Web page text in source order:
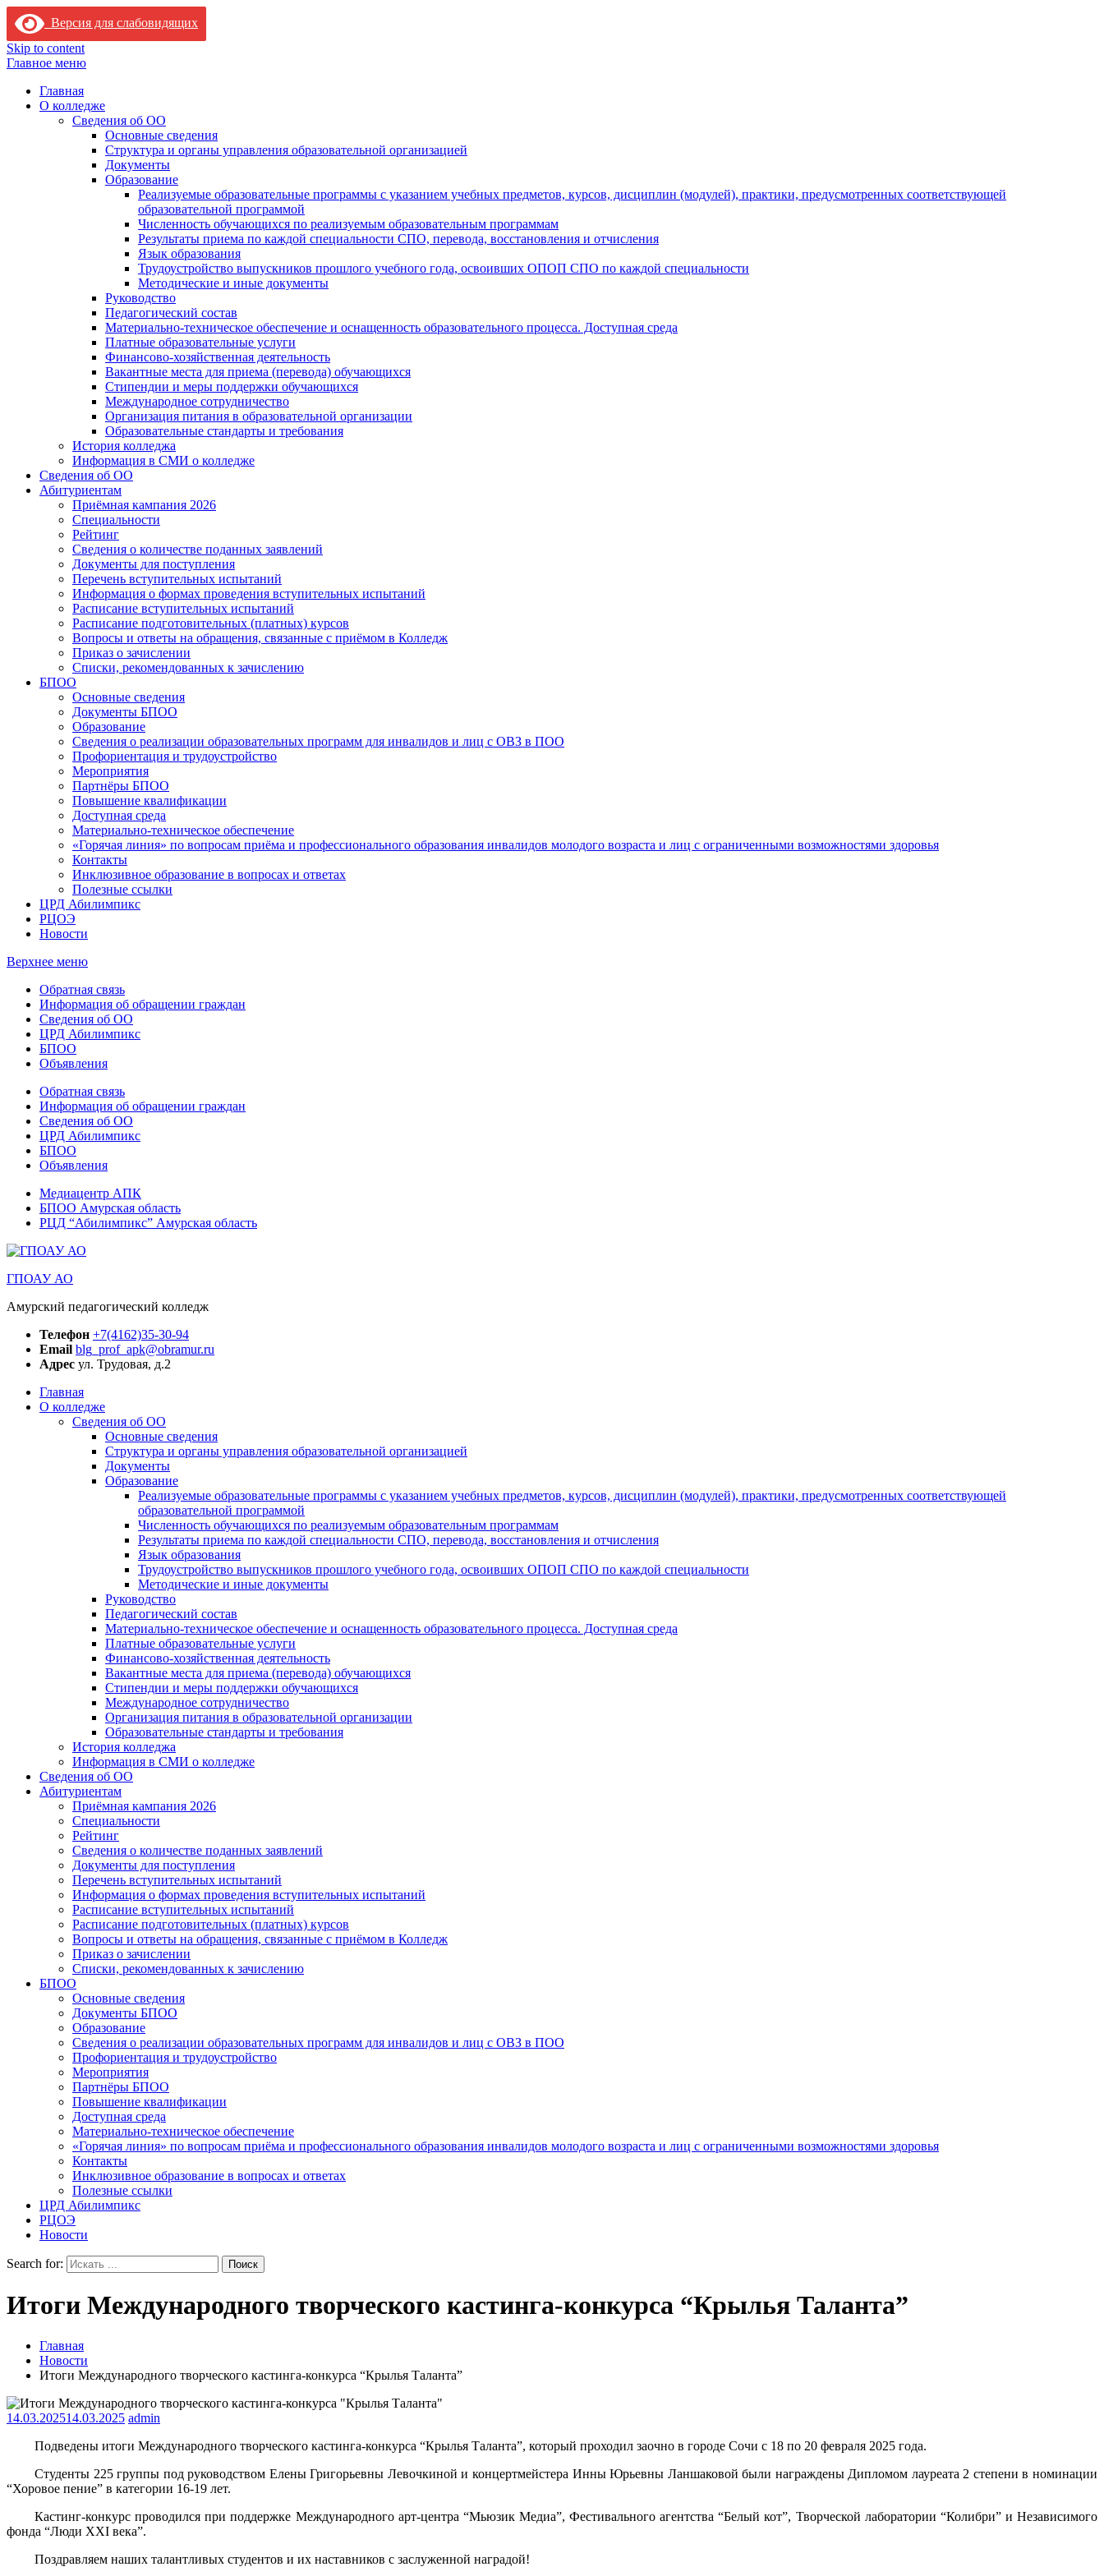
Версия для слабовидящих
Skip to content
Главное меню
Главная
О колледже
Сведения об ОО
Основные сведения
Структура и органы управления образовательной организацией
Документы
Образование
Реализуемые образовательные программы с указанием учебных предметов, курсов, дисциплин (модулей), практики, предусмотренных соответствующей
образовательной программой
Численность обучающихся по реализуемым образовательным программам
Результаты приема по каждой специальности СПО, перевода, восстановления и отчисления
Язык образования
Трудоустройство выпускников прошлого учебного года, освоивших ОПОП СПО по каждой специальности
Методические и иные документы
Руководство
Педагогический состав
Материально-техническое обеспечение и оснащенность образовательного процесса. Доступная среда
Платные образовательные услуги
Финансово-хозяйственная деятельность
Вакантные места для приема (перевода) обучающихся
Стипендии и меры поддержки обучающихся
Международное сотрудничество
Организация питания в образовательной организации
Образовательные стандарты и требования
История колледжа
Информация в СМИ о колледже
Сведения об ОО
Абитуриентам
Приёмная кампания 2026
Специальности
Рейтинг
Сведения о количестве поданных заявлений
Документы для поступления
Перечень вступительных испытаний
Информация о формах проведения вступительных испытаний
Расписание вступительных испытаний
Расписание подготовительных (платных) курсов
Вопросы и ответы на обращения, связанные с приёмом в Колледж
Приказ о зачислении
Списки, рекомендованных к зачислению
БПОО
Основные сведения
Документы БПОО
Образование
Сведения о реализации образовательных программ для инвалидов и лиц с ОВЗ в ПОО
Профориентация и трудоустройство
Мероприятия
Партнёры БПОО
Повышение квалификации
Доступная среда
Материально-техническое обеспечение
«Горячая линия» по вопросам приёма и профессионального образования инвалидов молодого возраста и лиц с ограниченными возможностями здоровья
Контакты
Инклюзивное образование в вопросах и ответах
Полезные ссылки
ЦРД Абилимпикс
РЦОЭ
Новости
Верхнее меню
Обратная связь
Информация об обращении граждан
Сведения об ОО
ЦРД Абилимпикс
БПОО
Объявления
Обратная связь
Информация об обращении граждан
Сведения об ОО
ЦРД Абилимпикс
БПОО
Объявления
Медиацентр АПК
БПОО Амурская область
РЦД “Абилимпикс” Амурская область
ГПОАУ АО
Амурский педагогический колледж
Телефон +7(4162)35-30-94
Email blg_prof_apk@obramur.ru
Адрес ул. Трудовая, д.2
Главная
О колледже
Сведения об ОО
Основные сведения
Структура и органы управления образовательной организацией
Документы
Образование
Реализуемые образовательные программы с указанием учебных предметов, курсов, дисциплин (модулей), практики, предусмотренных соответствующей
образовательной программой
Численность обучающихся по реализуемым образовательным программам
Результаты приема по каждой специальности СПО, перевода, восстановления и отчисления
Язык образования
Трудоустройство выпускников прошлого учебного года, освоивших ОПОП СПО по каждой специальности
Методические и иные документы
Руководство
Педагогический состав
Материально-техническое обеспечение и оснащенность образовательного процесса. Доступная среда
Платные образовательные услуги
Финансово-хозяйственная деятельность
Вакантные места для приема (перевода) обучающихся
Стипендии и меры поддержки обучающихся
Международное сотрудничество
Организация питания в образовательной организации
Образовательные стандарты и требования
История колледжа
Информация в СМИ о колледже
Сведения об ОО
Абитуриентам
Приёмная кампания 2026
Специальности
Рейтинг
Сведения о количестве поданных заявлений
Документы для поступления
Перечень вступительных испытаний
Информация о формах проведения вступительных испытаний
Расписание вступительных испытаний
Расписание подготовительных (платных) курсов
Вопросы и ответы на обращения, связанные с приёмом в Колледж
Приказ о зачислении
Списки, рекомендованных к зачислению
БПОО
Основные сведения
Документы БПОО
Образование
Сведения о реализации образовательных программ для инвалидов и лиц с ОВЗ в ПОО
Профориентация и трудоустройство
Мероприятия
Партнёры БПОО
Повышение квалификации
Доступная среда
Материально-техническое обеспечение
«Горячая линия» по вопросам приёма и профессионального образования инвалидов молодого возраста и лиц с ограниченными возможностями здоровья
Контакты
Инклюзивное образование в вопросах и ответах
Полезные ссылки
ЦРД Абилимпикс
РЦОЭ
Новости
Search for:
Итоги Международного творческого кастинга-конкурса “Крылья Таланта”
Главная
Новости
Итоги Международного творческого кастинга-конкурса “Крылья Таланта”
14.03.202514.03.2025 admin
Подведены итоги Международного творческого кастинга-конкурса “Крылья Таланта”, который проходил заочно в городе Сочи с 18 по 20 февраля 2025 года.
Студенты 225 группы под руководством Елены Григорьевны Левочкиной и концертмейстера Инны Юрьевны Ланшаковой были награждены Дипломом лауреата 2 степени в номинации
“Хоровое пение” в категории 16-19 лет.
Кастинг-конкурс проводился при поддержке Международного арт-центра “Мьюзик Медиа”, Фестивального агентства “Белый кот”, Творческой лаборатории “Колибри” и Независимого
фонда “Люди XXI века”.
Поздравляем наших талантливых студентов и их наставников с заслуженной наградой!